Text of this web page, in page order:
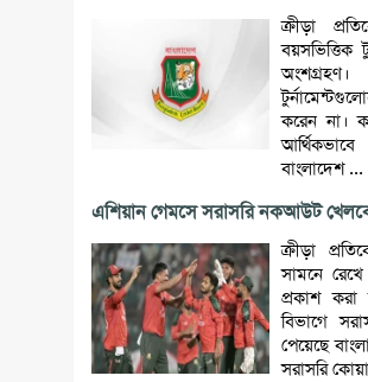
ক্রীড়া
বয়সভিত্তিক
অংশগ্রহণ।
করেন না।
বাংলাদেশ ...
এশিয়ান গেমসে সরাসরি নকআউট
ক্রীড়া
সামনে
প্রকাশ
বিভাগে
পেয়েছে
সরাসরি